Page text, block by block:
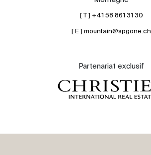
[ T ] +41 58 861 31 30
[ E ] mountain@spgone.ch
Partenariat exclusif